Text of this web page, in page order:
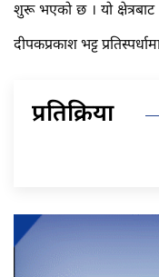
शुरू भएको छ । यो
दीपकप्रकाश भट्ट
प्रतिक्रिया